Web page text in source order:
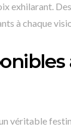
exhilarant.
à chaque
véritable